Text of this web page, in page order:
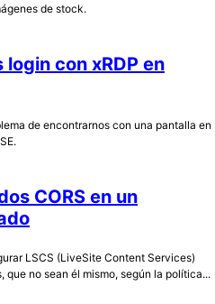
de stock.
con xRDP en
de encontrarnos con una pantalla en
CORS en un
LSCS (LiveSite Content Services)
no sean él mismo, según la política...